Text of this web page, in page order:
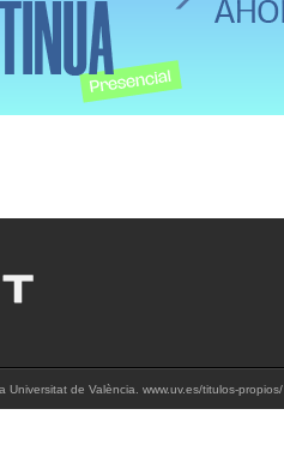
de València. www.uv.es/titulos-propios/